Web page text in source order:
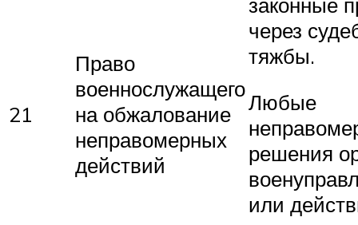
21
Право
военнослужащего
на обжалование
неправомерных
действий
через
тяжбы.
Любые
решения
или